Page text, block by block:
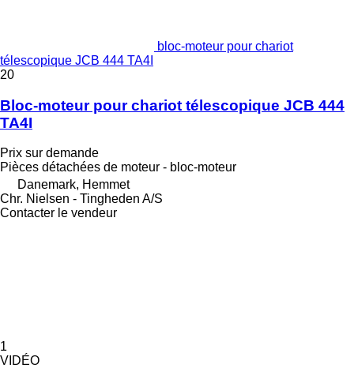
bloc-moteur pour chariot
télescopique JCB 444 TA4I
20
Bloc-moteur pour chariot télescopique JCB 444
TA4I
Prix sur demande
Pièces détachées de moteur - bloc-moteur
Danemark, Hemmet
Chr. Nielsen - Tingheden A/S
Contacter le vendeur
1
VIDÉO